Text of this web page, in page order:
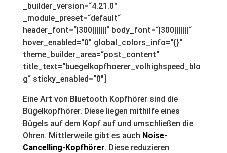
_builder_version=“4.21.0″
_module_preset=“default“
header_font=“|300|||||||“ body_font=“|300|||||||“
hover_enabled=“0″ global_colors_info=“{}“
theme_builder_area=“post_content“
title_text=“buegelkopfhoerer_volhighspeed_blo
g“ sticky_enabled=“0″]
Eine Art von Bluetooth Kopfhörer sind die
Bügelkopfhörer. Diese liegen mithilfe eines
Bügels auf dem Kopf auf und umschließen die
Ohren. Mittlerweile gibt es auch Noise-
Cancelling-Kopfhörer. Diese reduzieren